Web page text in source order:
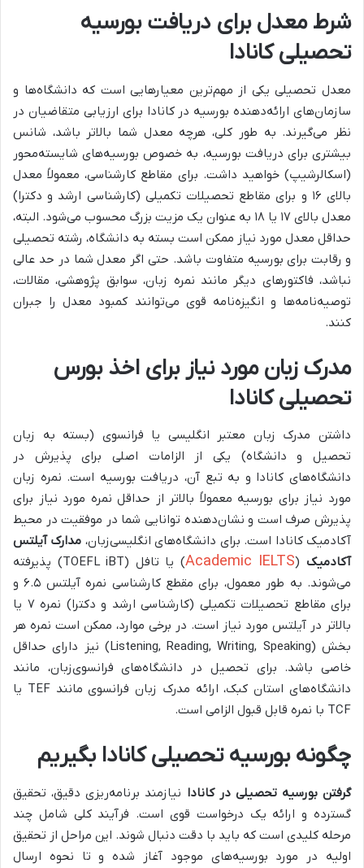
شرط معدل برای دریافت بورسیه
تحصیلی کانادا
معدل تحصیلی یکی از مهم‌ترین معیارهایی است که دانشگاه‌ها و
سازمان‌های ارائه‌دهنده بورسیه در کانادا برای ارزیابی متقاضیان در
نظر می‌گیرند. به طور کلی، هرچه معدل شما بالاتر باشد، شانس
بیشتری برای دریافت بورسیه، به خصوص بورسیه‌های شایسته‌محور
(اسکالرشیپ) خواهید داشت. برای مقاطع کارشناسی، معمولاً معدل
بالای ۱۶ و برای مقاطع تحصیلات تکمیلی (کارشناسی ارشد و دکترا)
معدل بالای ۱۷ یا ۱۸ به عنوان یک مزیت بزرگ محسوب می‌شود. البته،
حداقل معدل مورد نیاز ممکن است بسته به دانشگاه، رشته تحصیلی
و رقابت برای بورسیه متفاوت باشد. حتی اگر معدل شما در حد عالی
نباشد، فاکتورهای دیگر مانند نمره زبان، سوابق پژوهشی، مقالات،
توصیه‌نامه‌ها و انگیزه‌نامه قوی می‌توانند کمبود معدل را جبران
کنند.
مدرک زبان مورد نیاز برای اخذ بورس
تحصیلی کانادا
داشتن مدرک زبان معتبر انگلیسی یا فرانسوی (بسته به زبان
تحصیل و دانشگاه) یکی از الزامات اصلی برای پذیرش در
دانشگاه‌های کانادا و به تبع آن، دریافت بورسیه است. نمره زبان
مورد نیاز برای بورسیه معمولاً بالاتر از حداقل نمره مورد نیاز برای
پذیرش صرف است و نشان‌دهنده توانایی شما در موفقیت در محیط
آکادمیک کانادا است. برای دانشگاه‌های انگلیسی‌زبان، مدارک آیلتس
آکادمیک (
Academic IELTS
) یا تافل (TOEFL iBT) پذیرفته
می‌شوند. به طور معمول، برای مقطع کارشناسی نمره آیلتس ۶.۵ و
برای مقاطع تحصیلات تکمیلی (کارشناسی ارشد و دکترا) نمره ۷ یا
بالاتر در آیلتس مورد نیاز است. در برخی موارد، ممکن است نمره هر
بخش (Listening, Reading, Writing, Speaking) نیز دارای حداقل
خاصی باشد. برای تحصیل در دانشگاه‌های فرانسوی‌زبان، مانند
دانشگاه‌های استان کبک، ارائه مدرک زبان فرانسوی مانند TEF یا
TCF با نمره قابل قبول الزامی است.
چگونه بورسیه تحصیلی کانادا بگیریم
گرفتن بورسیه تحصیلی در کانادا نیازمند برنامه‌ریزی دقیق، تحقیق
گسترده و ارائه یک درخواست قوی است. فرآیند کلی شامل چند
مرحله کلیدی است که باید با دقت دنبال شوند. این مراحل از تحقیق
اولیه در مورد بورسیه‌های موجود آغاز شده و تا نحوه ارسال